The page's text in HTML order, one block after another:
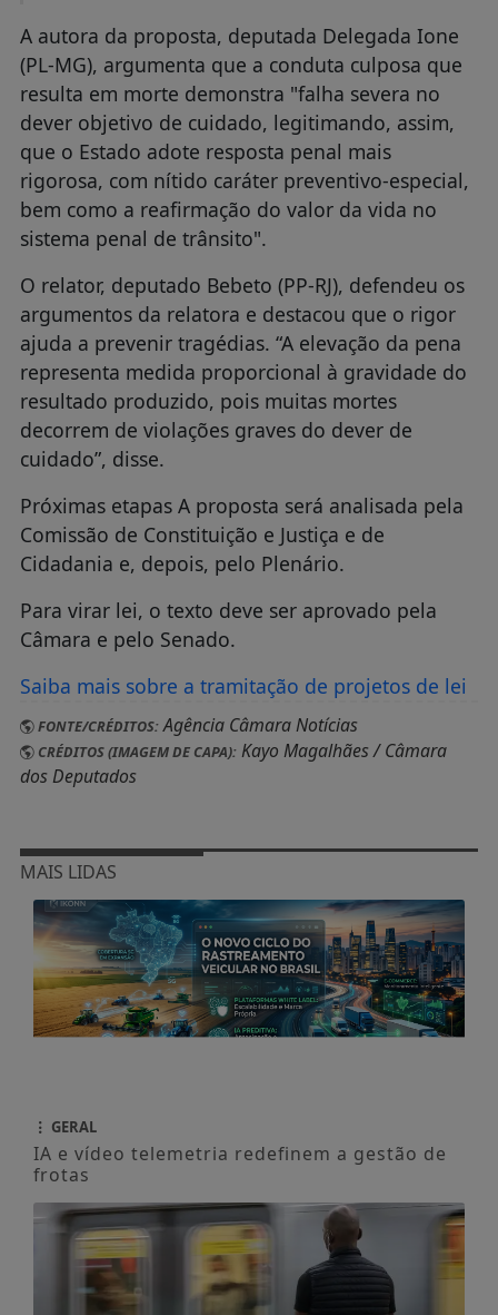
O relator, deputado Bebeto (PP-RJ), defendeu os
argumentos da relatora e destacou que o rigor
ajuda a prevenir tragédias. “A elevação da pena
representa medida proporcional à gravidade do
resultado produzido, pois muitas mortes
decorrem de violações graves do dever de
cuidado”, disse.
Próximas etapas A proposta será analisada pela
Comissão de Constituição e Justiça e de
Cidadania e, depois, pelo Plenário.
Para virar lei, o texto deve ser aprovado pela
Câmara e pelo Senado.
Saiba mais sobre a tramitação de projetos de lei
FONTE/CRÉDITOS:Agência Câmara Notícias
CRÉDITOS (IMAGEM DE CAPA):
Kayo Magalhães / Câmara
dos Deputados
MAIS LIDAS
GERAL
IA e vídeo telemetria redefinem a gestão de
frotas
BRASIL E O MUNDO
SP: greve na CPTM paralisa parcialmente três
linhas de trens